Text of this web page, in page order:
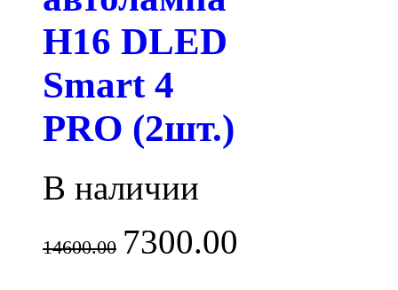
H16 DLED
Smart 4
PRO (2шт.)
В наличии
14600.00 7300.00